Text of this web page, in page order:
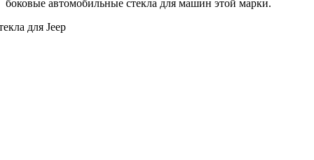
боковые автомобильные стекла для машин этой марки.